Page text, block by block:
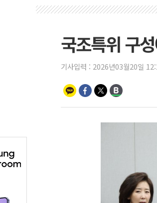
국조특위 구
기사입력 : 2026년03월20일